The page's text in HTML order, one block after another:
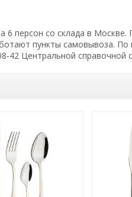
6 персон со склада в Москве.
пункты самовывоза.
42 Центральной справочной